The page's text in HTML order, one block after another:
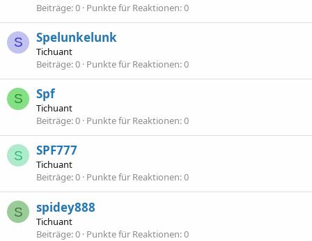
Beiträge 0 Punkte für Reaktionen 0
S Spelunkelunk
Tichuant
Beiträge 0 Punkte für Reaktionen 0
S Spf
Tichuant
Beiträge 0 Punkte für Reaktionen 0
S SPF777
Tichuant
Beiträge 0 Punkte für Reaktionen 0
S spidey888
Tichuant
Beiträge 0 Punkte für Reaktionen 0